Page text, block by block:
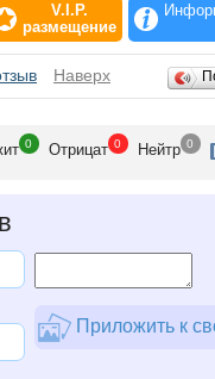
V.I.P.
размещение
Наверх
0 Отрицат 0 Нейтр 0
Приложить к